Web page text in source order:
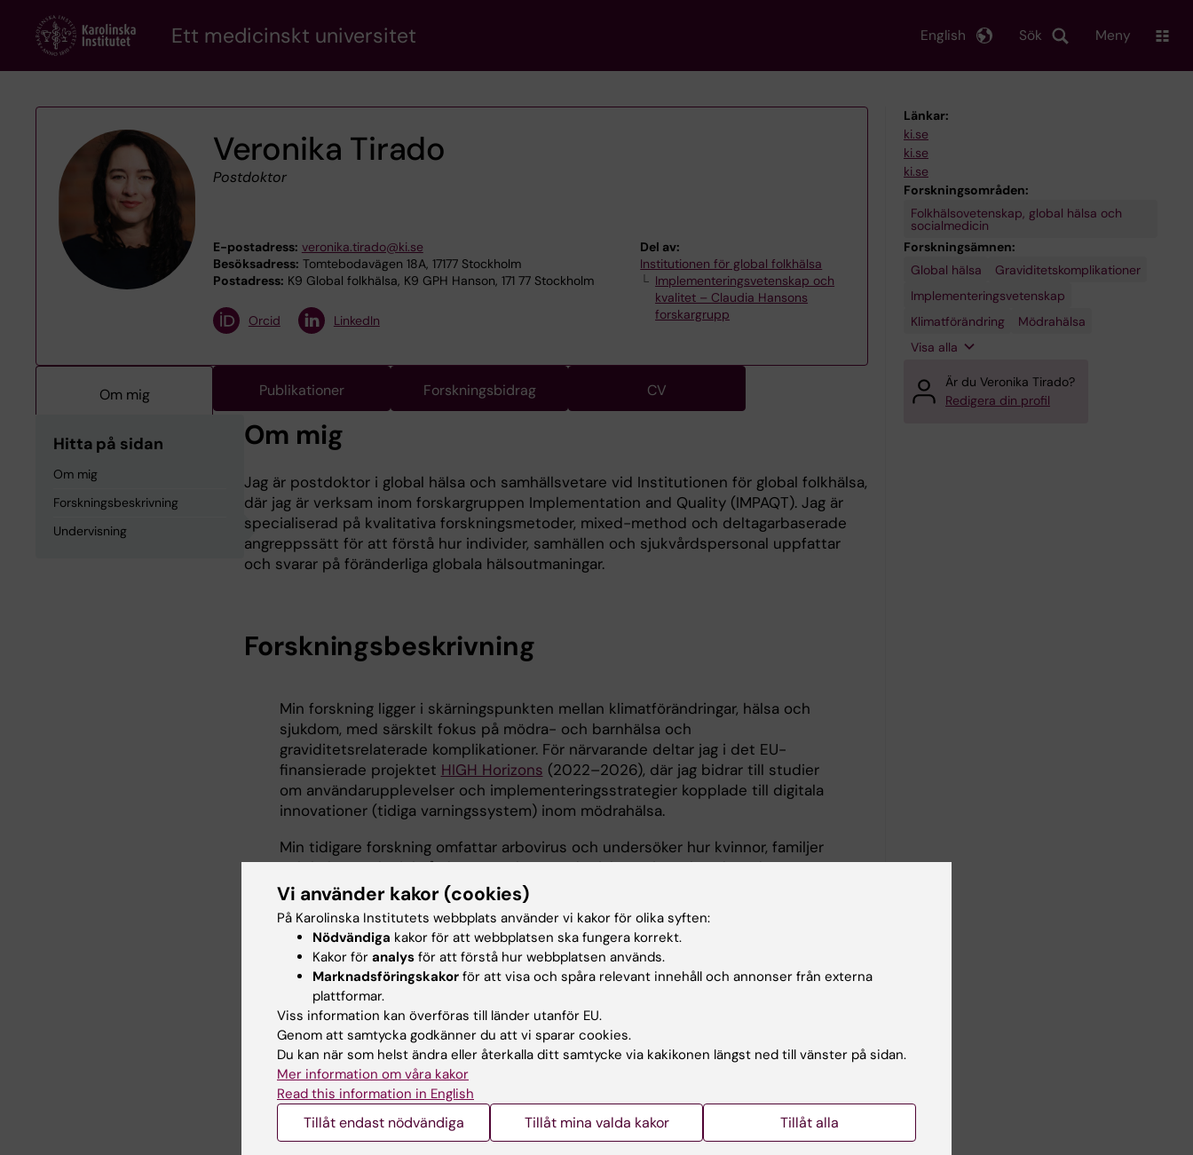
content
Ett medicinskt universitet Sök
English Meny
Veronika Tirado
Postdoktor
E-postadress: veronika.tirado@ki.se
Besöksadress: Tomtebodavägen 18A, 17177 Stockholm
Postadress: K9 Global folkhälsa, K9 GPH Hanson, 171 77 Stockholm
Del av:
Institutionen för global folkhälsa
Implementeringsvetenskap och
kvalitet – Claudia Hansons
forskargrupp
Orcid LinkedIn
Om mig Publikationer Forskningsbidrag CV
Hitta på sidan
Om mig
Forskningsbeskrivning
Undervisning
Om mig
Jag är postdoktor i global hälsa och samhällsvetare vid Institutionen för global folkhälsa,
där jag är verksam inom forskargruppen Implementation and Quality (IMPAQT). Jag är
specialiserad på kvalitativa forskningsmetoder, mixed-method och deltagarbaserade
angreppssätt för att förstå hur individer, samhällen och sjukvårdspersonal uppfattar
och svarar på föränderliga globala hälsoutmaningar.
Forskningsbeskrivning
Min forskning ligger i skärningspunkten mellan klimatförändringar, hälsa och
sjukdom, med särskilt fokus på mödra- och barnhälsa och
graviditetsrelaterade komplikationer. För närvarande deltar jag i det EU-
finansierade projektet HIGH Horizons (2022–2026), där jag bidrar till studier
om användarupplevelser och implementeringsstrategier kopplade till digitala
innovationer (tidiga varningssystem) inom mödrahälsa.
Min tidigare forskning omfattar arbovirus och undersöker hur kvinnor, familjer
och hälso- och sjukvårdssystem hanterade riskerna i samband med
zikavirusinfektion under graviditet och tidig barndom. Jag deltog också i
slutfasen av rapportering och spridning av det EU-finansierade
projektet(2020–2024), som fokuserade på komplexa insatser för att
förbättra mödra- och perinatala hälsoutfall
Utbildning
Jag har en masterexamen i folkhälsovetenskap med inriktning mot
infektionssjukdomskontroll och en akademisk bakgrund inom sociologi. Min
doktorsavhandling,“Sexuell och reproduktiv hälsa och rättigheter bland
nyanlända migranter i Sverige: Kunskapsluckor och utmaningar i vården”
(finansierad av Forte, 2018–2020), granskade strukturella och
erfarenhetsbaserade faktorer som underlättar eller hindrar tillgången till SRHR
bland migrantgrupper.
Länkar:
ki.se
ki.se
ki.se
Forskningsområden:
Folkhälsovetenskap, global hälsa och
socialmedicin
Forskningsämnen:
Global hälsa
Graviditetskomplikationer
Implementeringsvetenskap
Klimatförändring
Mödrahälsa
Zikavirus
Visa alla
Är du Veronika Tirado?
Redigera din profil
Vi använder kakor (cookies)
På Karolinska Institutets webbplats använder vi kakor för olika syften:
Nödvändiga kakor för att webbplatsen ska fungera korrekt.
Kakor för analys för att förstå hur webbplatsen används.
Marknadsföringskakor för att visa och spåra relevant innehåll och annonser från externa
plattformar.
Viss information kan överföras till länder utanför EU.
Genom att samtycka godkänner du att vi sparar cookies.
Du kan när som helst ändra eller återkalla ditt samtycke via kakikonen längst ned till vänster på sidan.
Mer information om våra kakor
Read this information in English
Tillåt endast nödvändiga Tillåt mina valda kakor Tillåt alla